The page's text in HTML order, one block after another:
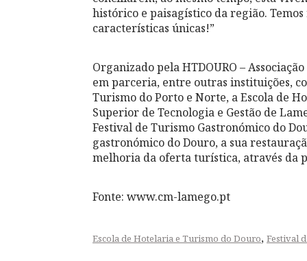
histórico e paisagístico da região.
características únicas!”
Organizado pela HTDOURO –
em parceria, entre outras instituições,
Turismo do Porto e Norte, a Escola de
Superior de Tecnologia e Gestão de
Festival de Turismo Gastronómico do
gastronómico do Douro, a sua
melhoria da oferta turística, através da
Fonte: www.cm-lamego.pt
Escola de Hotelaria e Turismo do Douro, Festival